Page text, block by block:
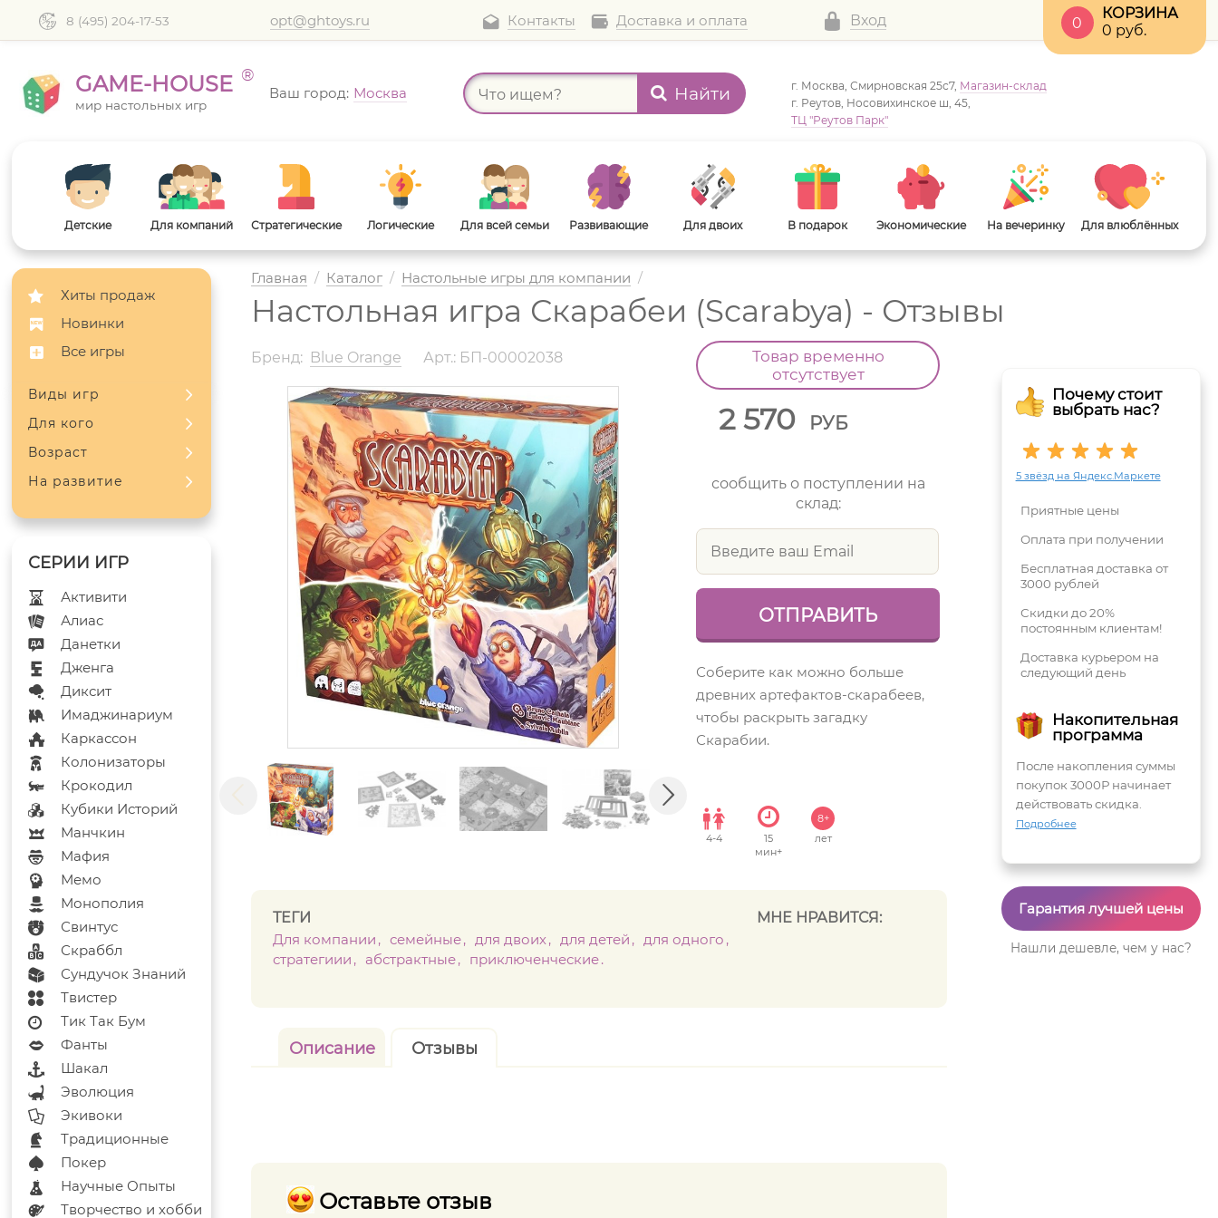
8 (495) 204-17-53 opt@ghtoys.ru Контакты Доставка и оплата Вход
КОРЗИНА
0 руб.
0
GAME-HOUSE ®
мир настольных игр
Ваш город: Москва Найти г. Москва, Смирновская 25с7, Магазин-склад
г. Реутов, Носовихинское ш, 45,
ТЦ "Реутов Парк"
Детские Для компаний Стратегические Логические Для всей семьи Развивающие Для двоих В подарок Экономические На вечеринку Для влюблённых
Для взрослых
Хиты продаж
Новинки
Все игры
Виды игр
Для кого
Возраст
На развитие
Активити
Алиас
Данетки
Дженга
Диксит
Имаджинариум
Каркассон
Колонизаторы
Крокодил
Кубики Историй
Манчкин
Мафия
Мемо
Монополия
Свинтус
Скраббл
Сундучок Знаний
Твистер
Тик Так Бум
Фанты
Шакал
Эволюция
Экивоки
Традиционные
Покер
Научные Опыты
Творчество и хобби
Главная / Каталог / Настольные игры для компании /
Настольная игра Скарабеи (Scarabya) - Отзывы
Почему стоит
выбрать нас?
5 звёзд на Яндекс.Маркете
Приятные цены
Оплата при получении
Бесплатная доставка от
3000 рублей
Скидки до 20%
постоянным клиентам!
Доставка курьером на
следующий день
Накопительная
программа
После накопления суммы
покупок 3000Р начинает
действовать скидка.
Подробнее
Гарантия лучшей цены
Нашли дешевле, чем у нас?
Бренд: Blue Orange Арт.: БП-00002038
Товар временно
отсутствует
2 570 РУБ
сообщить о поступлении на
склад:
Соберите как можно больше
древних артефактов-скарабеев,
чтобы раскрыть загадку
Скарабии.
4-4
15
мин+
8+
лет
ТЕГИ
Для компании
семейные для двоих для детей
для одного
стратегиии
абстрактные приключенческие
МНЕ НРАВИТСЯ:
Описание Отзывы
Оставьте отзыв